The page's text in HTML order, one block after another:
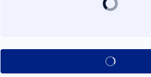
See all